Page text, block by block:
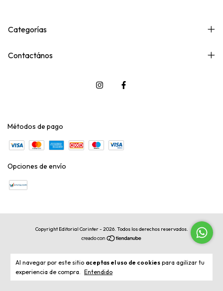
Al navegar por este sitio aceptas el uso de cookies para agilizar tu
experiencia de compra. Entendido
Categorías
Contactános
Métodos de pago
Opciones de envío
Copyright Editorial Corinter - 2026. Todos los derechos reservados.